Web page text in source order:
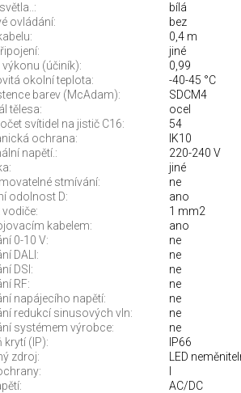
bílá
ovládání:
bez
0,4 m
jiné
výkonu (účiník):
0,99
okolní teplota:
-40-45 °C
barev (McAdam):
SDCM4
tělesa:
ocel
svítidel na jistič C16:
54
ochrana:
IK10
napětí.:
220-240 V
jiné
stmívání:
ne
odolnost D:
ano
vodiče:
1 mm2
kabelem:
ano
0-10 V:
ne
DALI:
ne
DSI:
ne
RF:
ne
napájecího napětí:
ne
redukcí sinusových vln:
ne
systémem výrobce:
ne
krytí (IP):
IP66
zdroj:
LED
AC/DC